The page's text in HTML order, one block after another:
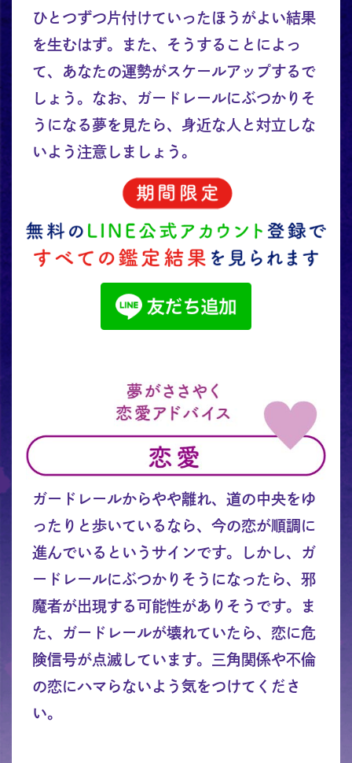
ひとつずつ片付けていったほうがよい結果
を生むはず。また、そうすることによっ
て、あなたの運勢がスケールアップするで
しょう。なお、ガードレールにぶつかりそ
うになる夢を見たら、身近な人と対立しな
いよう注意しましょう。
ガードレールからやや離れ、道の中央をゆ
ったりと歩いているなら、今の恋が順調に
進んでいるというサインです。しかし、ガ
ードレールにぶつかりそうになったら、邪
魔者が出現する可能性がありそうです。ま
た、ガードレールが壊れていたら、恋に危
険信号が点滅しています。三角関係や不倫
の恋にハマらないよう気をつけてくださ
い。